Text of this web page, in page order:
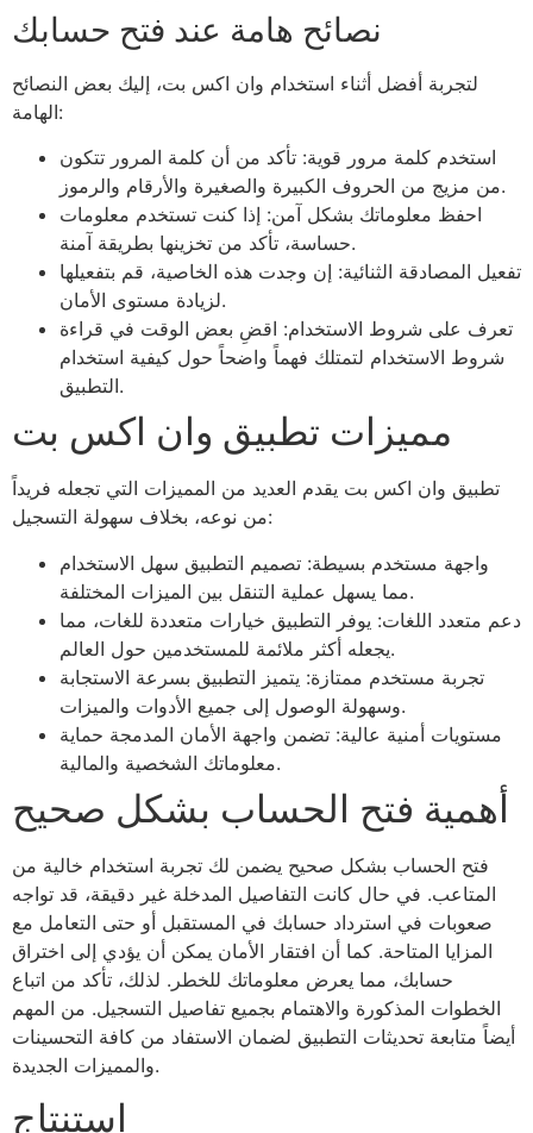
نصائح هامة عند فتح حسابك
لتجربة أفضل أثناء استخدام وان اكس بت، إليك بعض النصائح
الهامة:
استخدم كلمة مرور قوية: تأكد من أن كلمة المرور تتكون
من مزيج من الحروف الكبيرة والصغيرة والأرقام والرموز.
احفظ معلوماتك بشكل آمن: إذا كنت تستخدم معلومات
حساسة، تأكد من تخزينها بطريقة آمنة.
تفعيل المصادقة الثنائية: إن وجدت هذه الخاصية، قم بتفعيلها
لزيادة مستوى الأمان.
تعرف على شروط الاستخدام: اقضِ بعض الوقت في قراءة
شروط الاستخدام لتمتلك فهماً واضحاً حول كيفية استخدام
التطبيق.
مميزات تطبيق وان اكس بت
تطبيق وان اكس بت يقدم العديد من المميزات التي تجعله فريداً
من نوعه، بخلاف سهولة التسجيل:
واجهة مستخدم بسيطة: تصميم التطبيق سهل الاستخدام
مما يسهل عملية التنقل بين الميزات المختلفة.
دعم متعدد اللغات: يوفر التطبيق خيارات متعددة للغات، مما
يجعله أكثر ملائمة للمستخدمين حول العالم.
تجربة مستخدم ممتازة: يتميز التطبيق بسرعة الاستجابة
وسهولة الوصول إلى جميع الأدوات والميزات.
مستويات أمنية عالية: تضمن واجهة الأمان المدمجة حماية
معلوماتك الشخصية والمالية.
أهمية فتح الحساب بشكل صحيح
فتح الحساب بشكل صحيح يضمن لك تجربة استخدام خالية من
المتاعب. في حال كانت التفاصيل المدخلة غير دقيقة، قد تواجه
صعوبات في استرداد حسابك في المستقبل أو حتى التعامل مع
المزايا المتاحة. كما أن افتقار الأمان يمكن أن يؤدي إلى اختراق
حسابك، مما يعرض معلوماتك للخطر. لذلك، تأكد من اتباع
الخطوات المذكورة والاهتمام بجميع تفاصيل التسجيل. من المهم
أيضاً متابعة تحديثات التطبيق لضمان الاستفاد من كافة التحسينات
والمميزات الجديدة.
استنتاج